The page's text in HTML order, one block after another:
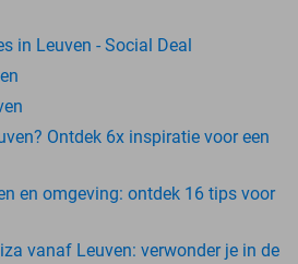
in Leuven - Social Deal
Ontdek 6x inspiratie voor een
en omgeving: ontdek 16 tips voor
vanaf Leuven: verwonder je in de